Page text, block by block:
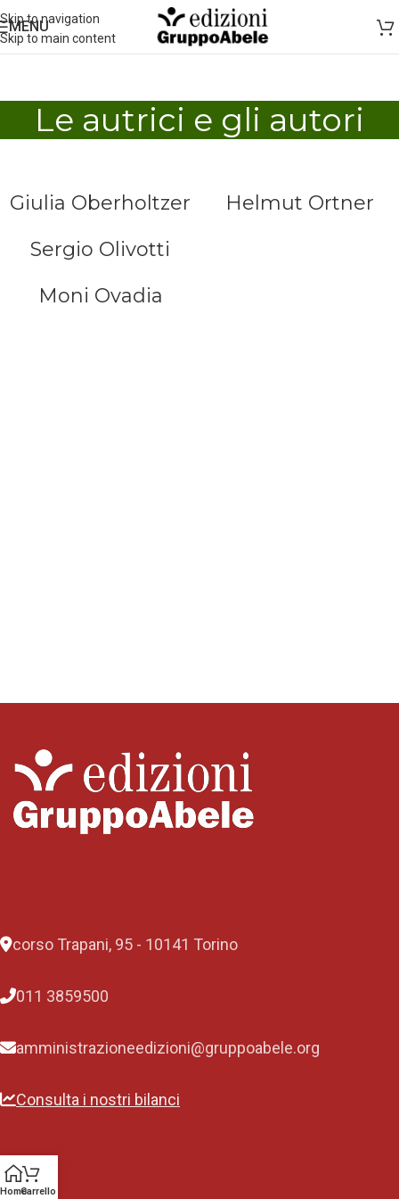
Skip to navigation
Skip to main content
MENU
Le autrici e gli autori
Giulia Oberholtzer
Sergio Olivotti
Helmut Ortner
Moni Ovadia
corso Trapani, 95 - 10141 Torino
011 3859500
amministrazioneedizioni@gruppoabele.org
Consulta i nostri bilanci
HomeCarrello